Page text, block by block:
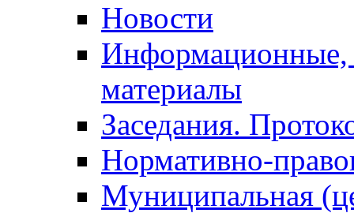
Новости
Информационные,
материалы
Заседания.
Нормативно-
Муниципальная